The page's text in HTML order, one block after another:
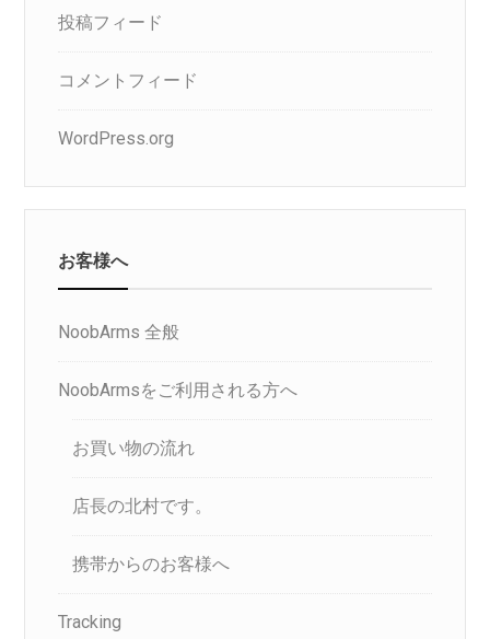
投稿フィード
コメントフィード
WordPress.org
お客様へ
NoobArms 全般
NoobArmsをご利用される方へ
お買い物の流れ
店長の北村です。
携帯からのお客様へ
Tracking